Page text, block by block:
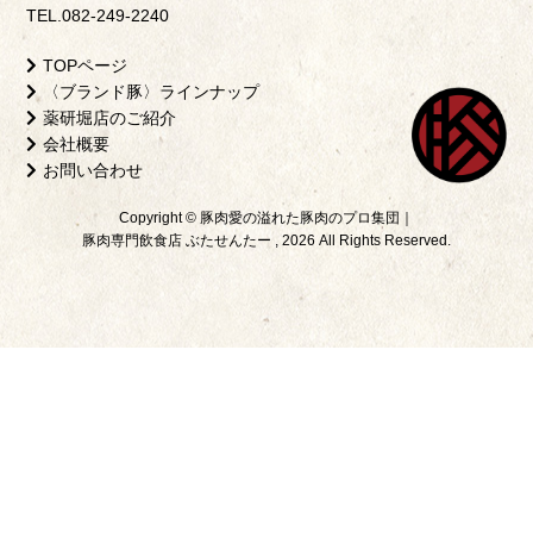
TEL.082-249-2240
TOPページ
〈ブランド豚〉ラインナップ
薬研堀店のご紹介
会社概要
お問い合わせ
Copyright © 豚肉愛の溢れた豚肉のプロ集団｜
豚肉専門飲食店 ぶたせんたー , 2026 All Rights Reserved.